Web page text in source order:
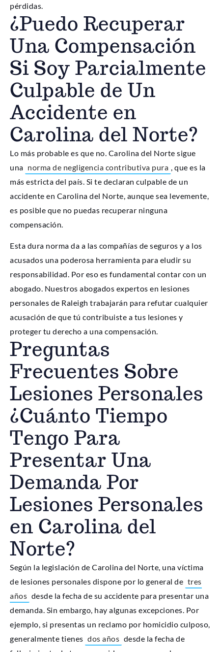
pérdidas.
¿Puedo Recuperar
Una Compensación
Si Soy Parcialmente
Culpable de Un
Accidente en
Carolina del Norte?
Lo más probable es que no. Carolina del Norte sigue
una norma de negligencia contributiva pura , que es la
más estricta del país. Si te declaran culpable de un
accidente en Carolina del Norte, aunque sea levemente,
es posible que no puedas recuperar ninguna
compensación.
Esta dura norma da a las compañías de seguros y a los
acusados una poderosa herramienta para eludir su
responsabilidad. Por eso es fundamental contar con un
abogado. Nuestros abogados expertos en lesiones
personales de Raleigh trabajarán para refutar cualquier
acusación de que tú contribuiste a tus lesiones y
proteger tu derecho a una compensación.
Preguntas
Frecuentes Sobre
Lesiones Personales
¿Cuánto Tiempo
Tengo Para
Presentar Una
Demanda Por
Lesiones Personales
en Carolina del
Norte?
Según la legislación de Carolina del Norte, una víctima
de lesiones personales dispone por lo general de tres
años desde la fecha de su accidente para presentar una
demanda. Sin embargo, hay algunas excepciones. Por
ejemplo, si presentas un reclamo por homicidio culposo,
generalmente tienes dos años desde la fecha de